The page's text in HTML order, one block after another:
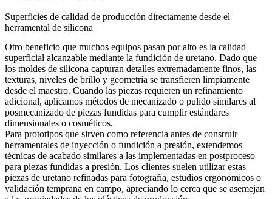
Superficies de calidad de producción directamente desde el
herramental de silicona
Otro beneficio que muchos equipos pasan por alto es la calidad
superficial alcanzable mediante la fundición de uretano. Dado que
los moldes de silicona capturan detalles extremadamente finos, las
texturas, niveles de brillo y geometría se transfieren limpiamente
desde el maestro. Cuando las piezas requieren un refinamiento
adicional, aplicamos métodos de mecanizado o pulido similares al
posmecanizado de piezas fundidas para cumplir estándares
dimensionales o cosméticos.
Para prototipos que sirven como referencia antes de construir
herramentales de inyección o fundición a presión, extendemos
técnicas de acabado similares a las implementadas en postproceso
para piezas fundidas a presión. Los clientes suelen utilizar estas
piezas de uretano refinadas para fotografía, estudios ergonómicos o
validación temprana en campo, apreciando lo cerca que se asemejan